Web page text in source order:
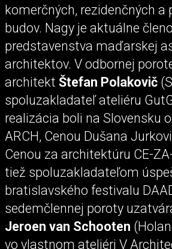
komerčných, rezidenčných a
budov. Nagy je aktuálne
predstavenstva maďarskej
architektov. V odbornej
architekt Štefan Polakovič
spoluzakladateľ ateliéru
realizácia boli na Slovensku
ARCH, Cenou Dušana
Cenou za architektúru CE-
tiež spoluzakladateľom
bratislavského festivalu
sedemčlennej poroty
Jeroen van Schooten
vo vlastnom ateliéri V